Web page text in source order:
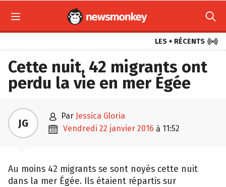
 
LES + RÉCENTS 
Cette nuit, 42 migrants ont
perdu la vie en mer Égée
JG  par Jessica Gloria
 vendredi 22 janvier 2016 à 11:52
Au moins 42 migrants se sont noyés cette nuit
dans la mer Égée. Ils étaient répartis sur